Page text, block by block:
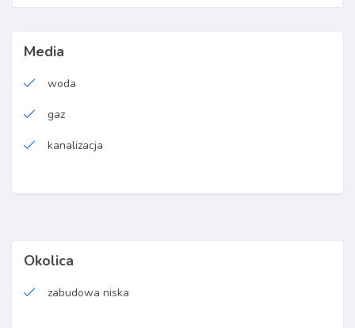
Media
woda
gaz
kanalizacja
Okolica
zabudowa niska